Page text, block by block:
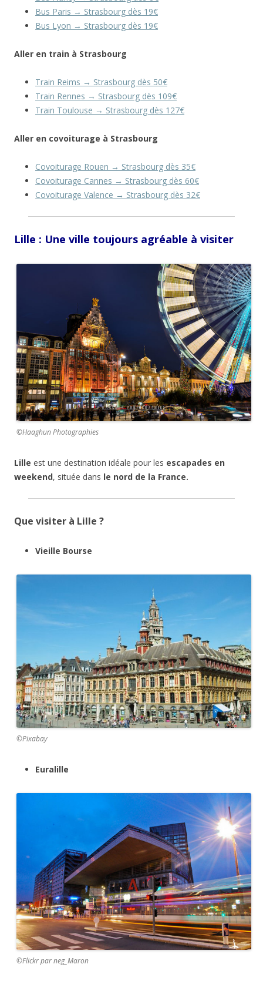
Bus Paris → Strasbourg dès 19€
Bus Lyon → Strasbourg dès 19€
Aller en train à Strasbourg
Train Reims → Strasbourg dès 50€
Train Rennes → Strasbourg dès 109€
Train Toulouse → Strasbourg dès 127€
Aller en covoiturage à Strasbourg
Covoiturage Rouen → Strasbourg dès 35€
Covoiturage Cannes → Strasbourg dès 60€
Covoiturage Valence → Strasbourg dès 32€
Lille : Une ville toujours agréable à visiter
©Haaghun Photographies
Lille est une destination idéale pour les escapades en
weekend, située dans le nord de la France.
Que visiter à Lille ?
Vieille Bourse
©Pixabay
Euralille
©Flickr par neg_Maron